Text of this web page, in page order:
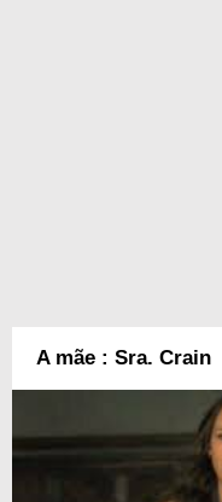
A mãe : Sra. Crain